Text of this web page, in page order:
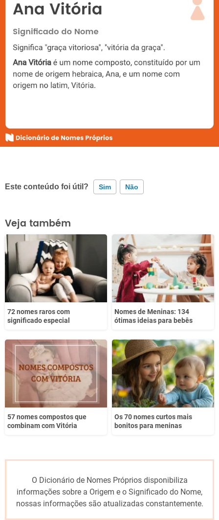
Este conteúdo foi útil? Sim Não
Este conteúdo contém informação incorreta
Este conteúdo não tem a informação que procuro
Outro
Veja também
72 nomes raros com
significado especial
Nomes de Meninas: 134
ótimas ideias para bebês
57 nomes compostos que
combinam com Vitória
Os 70 nomes curtos mais
bonitos para meninas
O Dicionário de Nomes Próprios disponibiliza
informações sobre a Origem e o Significado do Nome,
nossas informações são atualizadas constantemente.